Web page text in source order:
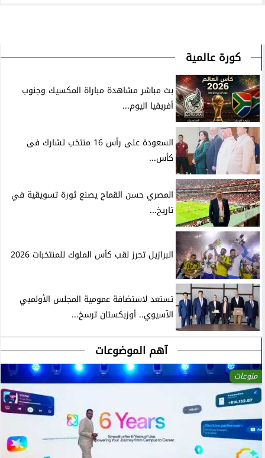
كورة عالمية
بث مباشر مشاهدة مباراة المكسيك وجنوب
أفريقيا اليوم...
السعودة على رأس 16 منتخب تشارك فى
كأس...
المصري حسن القماح يصنع ثورة تسويقية في
تاريخ...
البرازيل تحرز لقب كأس الملوك للمنتخبات 2026
تستعد لاستضافة عمومية المجلس الأولمبي
الآسيوي.. أوزبكستان ترسخ...
آهم الموضوعات
منوعات